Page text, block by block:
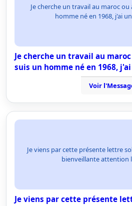
Je cherche un travail au maroc ou
homme né en 1968, j'ai
Je cherche un travail au
suis un homme né en 1968,
Voir
Je viens par cette présente lettre
bienveillante attention
Je viens par cette présente